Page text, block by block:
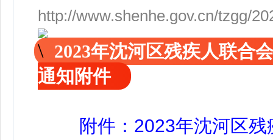
http://www.shenhe.gov.cn/tzgg/
2023年沈河区残疾人联合
通知附件
附件：2023年沈河区